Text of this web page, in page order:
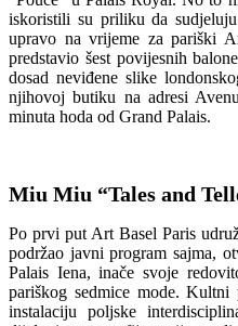
iskoristili su priliku da
upravo na vrijeme za pariški
predstavio šest povijesnih
dosad neviđene slike
njihovoj butiku na adresi
minuta hoda od Grand Palais.
Miu Miu “Tales and
Po prvi put Art Basel Paris
podržao javni program sajma,
Palais Iena, inače svoje
pariškog sedmice mode.
instalaciju poljske